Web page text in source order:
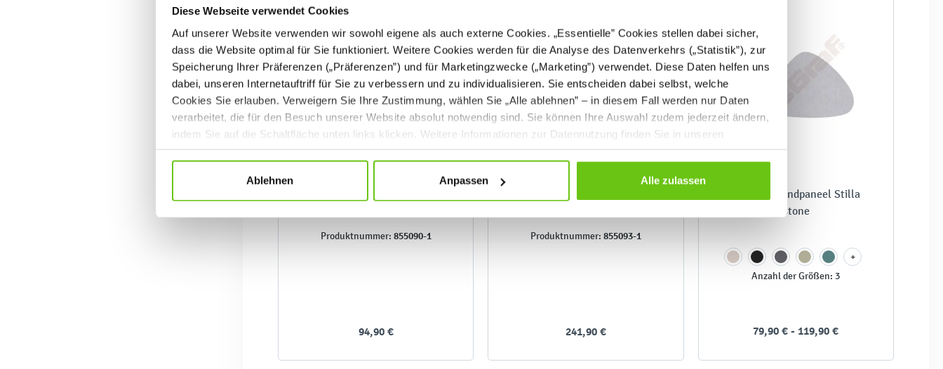
Diese Webseite verwendet Cookies
Auf unserer Website verwenden wir sowohl eigene als auch externe Cookies. „Essentielle” Cookies stellen dabei sicher,
dass die Website optimal für Sie funktioniert. Weitere Cookies werden für die Analyse des Datenverkehrs („Statistik”), zur
Speicherung Ihrer Präferenzen („Präferenzen”) und für Marketingzwecke („Marketing”) verwendet. Diese Daten helfen uns
dabei, unseren Internetauftriff für Sie zu verbessern und zu individualisieren. Sie entscheiden dabei selbst, welche
Cookies Sie erlauben. Verweigern Sie Ihre Zustimmung, wählen Sie „Alle ablehnen” – in diesem Fall werden nur Daten
verarbeitet, die für den Besuch unserer Website absolut notwendig sind. Sie können Ihre Auswahl zudem jederzeit ändern,
indem Sie auf die Schaltfläche unten links klicken. Weitere Informationen zur Datennutzung finden Sie in unseren
Datenschutzrichtlinien.
Ablehnen Anpassen Alle zulassen
Produktnummer: 855090-1
94,90 €
Produktnummer: 855093-1
241,90 €
Akustik-Wandpaneel Stilla
Stone
+
-
Anzahl der Größen: 3
79,90 € - 119,90 €